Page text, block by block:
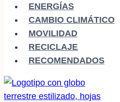
ENERGÍAS
CAMBIO CLIMÁTICO
MOVILIDAD
RECICLAJE
RECOMENDADOS